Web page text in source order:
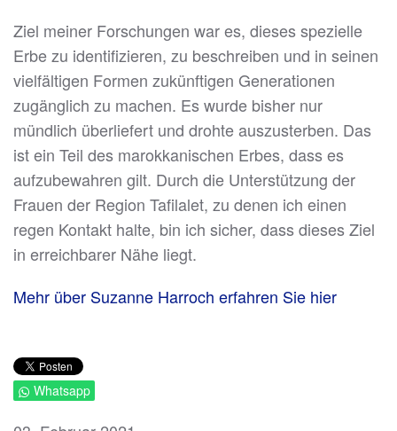
Ziel meiner Forschungen war es, dieses spezielle
Erbe zu identifizieren, zu beschreiben und in seinen
vielfältigen Formen zukünftigen Generationen
zugänglich zu machen. Es wurde bisher nur
mündlich überliefert und drohte auszusterben. Das
ist ein Teil des marokkanischen Erbes, dass es
aufzubewahren gilt. Durch die Unterstützung der
Frauen der Region Tafilalet, zu denen ich einen
regen Kontakt halte, bin ich sicher, dass dieses Ziel
in erreichbarer Nähe liegt.
Mehr über Suzanne Harroch erfahren Sie hier
Whatsapp